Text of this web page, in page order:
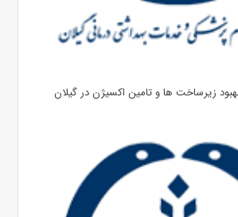
زیرساخت ها و تامین اکسیژن در گیلان